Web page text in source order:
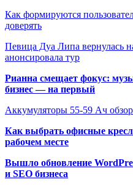
Как формируются
доверять
Певица Дуа Липа вернулась
анонсировала тур
Рианна смещает фокус:
бизнес — на первый
Аккумуляторы 55-59 Ач
Как выбрать офисные
рабочем месте
Вышло обновление
и SEO бизнеса